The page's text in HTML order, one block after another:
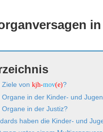
Ziele von kjh-mov(e)?
Organe in der Kinder- und
Organe in der Justiz?
haben die Kinder- und